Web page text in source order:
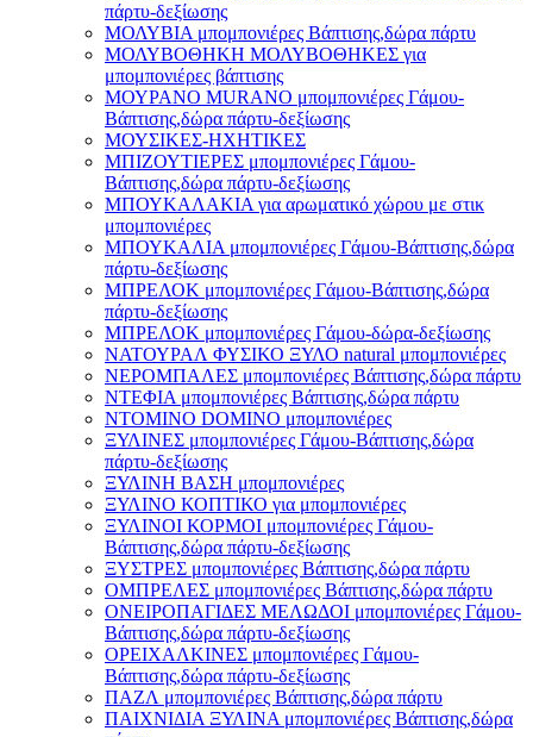
πάρτυ-δεξίωσης
ΜΟΛΥΒΙΑ μπομπονιέρες Βάπτισης,δώρα πάρτυ
ΜΟΛΥΒΟΘΗΚΗ ΜΟΛΥΒΟΘΗΚΕΣ για
μπομπονιέρες βάπτισης
ΜΟΥΡΑΝΟ MURANO μπομπονιέρες Γάμου-
Βάπτισης,δώρα πάρτυ-δεξίωσης
ΜΟΥΣΙΚΕΣ-ΗΧΗΤΙΚΕΣ
ΜΠΙΖΟΥΤΙΕΡΕΣ μπομπονιέρες Γάμου-
Βάπτισης,δώρα πάρτυ-δεξίωσης
ΜΠΟΥΚΑΛΑΚΙΑ για αρωματικό χώρου με στικ
μπομπονιέρες
ΜΠΟΥΚΑΛΙΑ μπομπονιέρες Γάμου-Βάπτισης,δώρα
πάρτυ-δεξίωσης
ΜΠΡΕΛΟΚ μπομπονιέρες Γάμου-Βάπτισης,δώρα
πάρτυ-δεξίωσης
ΜΠΡΕΛΟΚ μπομπονιέρες Γάμου-δώρα-δεξίωσης
ΝΑΤΟΥΡΑΛ ΦΥΣΙΚΟ ΞΥΛΟ natural μπομπονιέρες
ΝΕΡΟΜΠΑΛΕΣ μπομπονιέρες Βάπτισης,δώρα πάρτυ
ΝΤΕΦΙΑ μπομπονιέρες Βάπτισης,δώρα πάρτυ
ΝΤΟΜΙΝΟ DOMINO μπομπονιέρες
ΞΥΛΙΝΕΣ μπομπονιέρες Γάμου-Βάπτισης,δώρα
πάρτυ-δεξίωσης
ΞΥΛΙΝΗ ΒΑΣΗ μπομπονιέρες
ΞΥΛΙΝΟ ΚΟΠΤΙΚΟ για μπομπονιέρες
ΞΥΛΙΝΟΙ ΚΟΡΜΟΙ μπομπονιέρες Γάμου-
Βάπτισης,δώρα πάρτυ-δεξίωσης
ΞΥΣΤΡΕΣ μπομπονιέρες Βάπτισης,δώρα πάρτυ
ΟΜΠΡΕΛΕΣ μπομπονιέρες Βάπτισης,δώρα πάρτυ
ΟΝΕΙΡΟΠΑΓΙΔΕΣ ΜΕΛΩΔΟΙ μπομπονιέρες Γάμου-
Βάπτισης,δώρα πάρτυ-δεξίωσης
ΟΡΕΙΧΑΛΚΙΝΕΣ μπομπονιέρες Γάμου-
Βάπτισης,δώρα πάρτυ-δεξίωσης
ΠΑΖΛ μπομπονιέρες Βάπτισης,δώρα πάρτυ
ΠΑΙΧΝΙΔΙΑ ΞΥΛΙΝΑ μπομπονιέρες Βάπτισης,δώρα